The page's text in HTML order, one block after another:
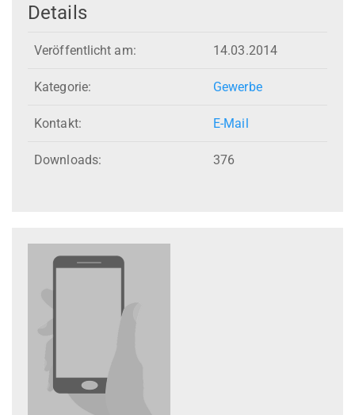
Details
Veröffentlicht am: 14.03.2014
Kategorie: Gewerbe
Kontakt: E-Mail
Downloads: 376